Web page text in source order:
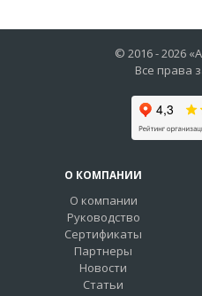
© 2016 -2026
Все права
О КОМПАНИИ
О компании
Руководство
Сертификаты
Партнеры
Новости
Статьи